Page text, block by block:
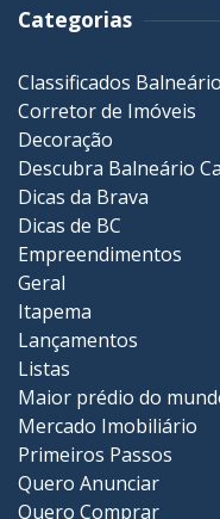
Categorias
Classificados
Corretor de Imóveis
Decoração
Descubra Balneário
Dicas da Brava
Dicas de BC
Empreendimentos
Geral
Itapema
Lançamentos
Listas
Maior prédio do
Mercado Imobiliário
Primeiros Passos
Quero Anunciar
Quero Comprar